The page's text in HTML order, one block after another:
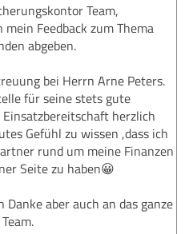
Team,
Feedback zum Thema
abgeben.
bei Herrn Arne Peters.
für seine stets gute
herzlich
Gefühl zu wissen ,dass ich
rund um meine Finanzen
Seite zu haben😀
aber auch an das ganze